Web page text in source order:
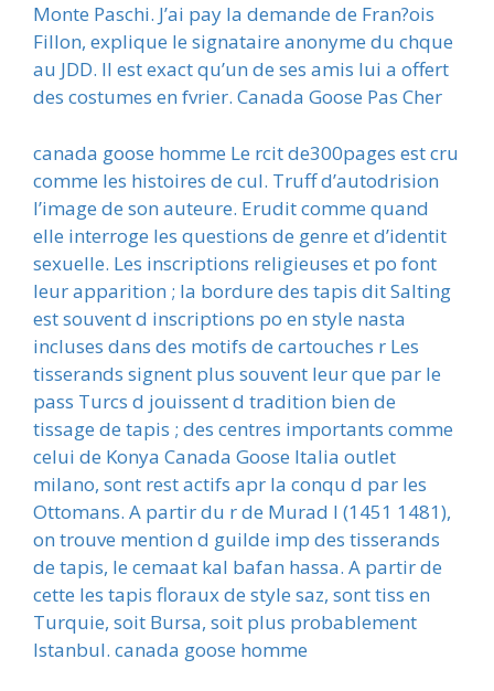
Monte Paschi. J’ai pay la demande de Fran?ois
Fillon, explique le signataire anonyme du chque
au JDD. Il est exact qu’un de ses amis lui a offert
des costumes en fvrier. Canada Goose Pas Cher
canada goose homme Le rcit de300pages est cru
comme les histoires de cul. Truff d’autodrision
l’image de son auteure. Erudit comme quand
elle interroge les questions de genre et d’identit
sexuelle. Les inscriptions religieuses et po font
leur apparition ; la bordure des tapis dit Salting
est souvent d inscriptions po en style nasta
incluses dans des motifs de cartouches r Les
tisserands signent plus souvent leur que par le
pass Turcs d jouissent d tradition bien de
tissage de tapis ; des centres importants comme
celui de Konya Canada Goose Italia outlet
milano, sont rest actifs apr la conqu d par les
Ottomans. A partir du r de Murad I (1451 1481),
on trouve mention d guilde imp des tisserands
de tapis, le cemaat kal bafan hassa. A partir de
cette les tapis floraux de style saz, sont tiss en
Turquie, soit Bursa, soit plus probablement
Istanbul. canada goose homme